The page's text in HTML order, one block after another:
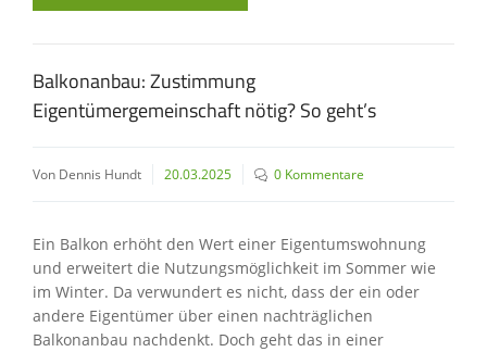
Balkonanbau: Zustimmung
Eigentümergemeinschaft nötig? So geht’s
Von Dennis Hundt 20.03.2025 0 Kommentare
Ein Balkon erhöht den Wert einer Eigentumswohnung
und erweitert die Nutzungsmöglichkeit im Sommer wie
im Winter. Da verwundert es nicht, dass der ein oder
andere Eigentümer über einen nachträglichen
Balkonanbau nachdenkt. Doch geht das in einer